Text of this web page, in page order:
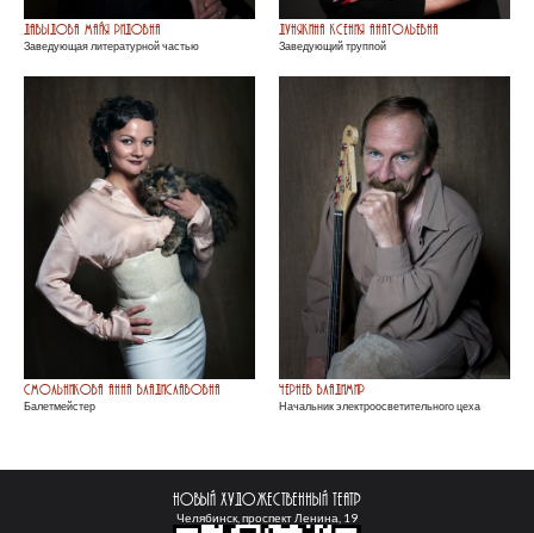
Давыдова Майя Ридовна
Заведующая литературной частью
Дунякина Ксения Анатольевна
Заведующий труппой
Смольникова Анна Владиславовна
Балетмейстер
Чернев Владимир
Начальник электроосветительного цеха
Новый Художественный театр
Челябинск, проспект Ленина, 19